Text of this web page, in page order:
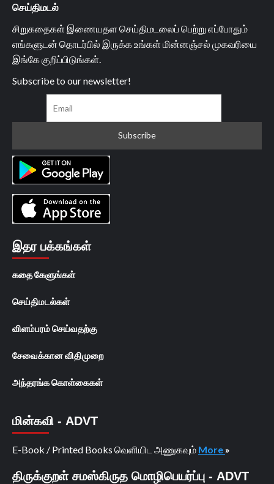
செய்திமடல்
சிறுகதைகள் இணையதள செய்திமடலைப் பெற்று எப்போதும்
எங்களுடன் தொடர்பில் இருக்க உங்கள் மின்னஞ்சல் முகவரியை
இங்கே குறிப்பிடுங்கள்.
Subscribe to our newsletter!
இதர பக்கங்கள்
கதை கேளுங்கள்
செய்திமடல்கள்
விளம்பரம் செய்வதற்கு
சேவைக்கான விதிமுறை
அந்தரங்க கொள்கைகள்
மின்கவி - ADVT
E-Book / Printed Books வெளியிட அணுகவும் More »
திருக்குறள் சமஸ்கிருத மொழிபெயர்ப்பு - ADVT